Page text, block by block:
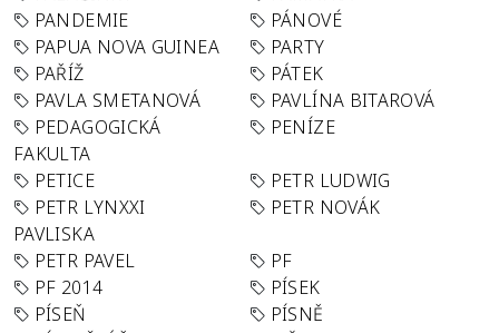
PANDEMIE
PÁNOVÉ
PAPUA NOVA GUINEA
PARTY
PAŘÍŽ
PÁTEK
PAVLA SMETANOVÁ
PAVLÍNA BITAROVÁ
PEDAGOGICKÁ
FAKULTA
PENÍZE
PETICE
PETR LUDWIG
PETR LYNXXI
PAVLISKA
PETR NOVÁK
PETR PAVEL
PF
PF 2014
PÍSEK
PÍSEŇ
PÍSNĚ